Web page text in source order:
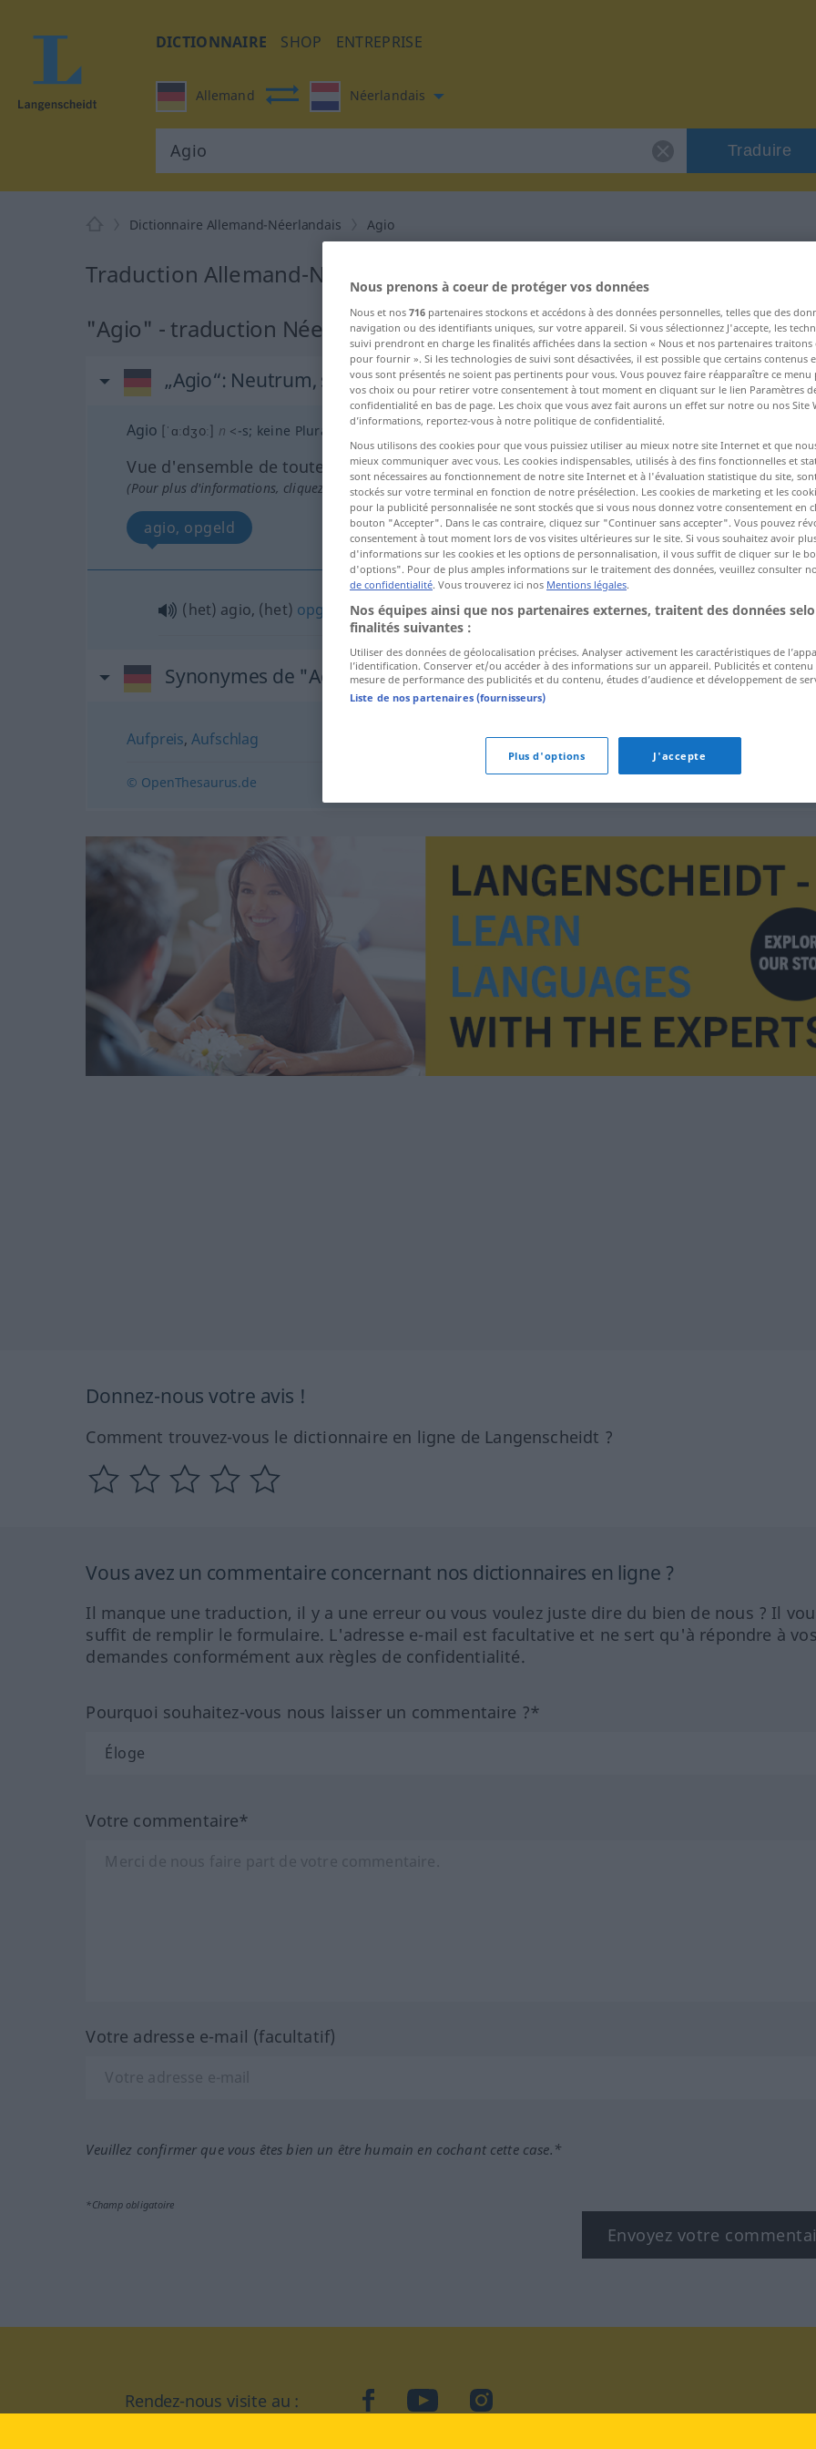
DICTIONNAIRE SHOP ENTREPRISE
Allemand Néerlandais
Traduire
Dictionnaire Allemand-Néerlandais Agio
Traduction Allemand-Néerlandais de "Agio"
"Agio" - traduction Néerlandais
„Agio“: Neutrum, sächlich
Agio [ˈɑːdʒoː] n <-s; keine Pluralform>
Vue d'ensemble de toutes les traductions
(Pour plus d'informations, cliquez sur/touchez la traduction)
agio, opgeld
(het) agio, (het) opgeld Agio
Synonymes de "Agio"
Aufpreis,Aufschlag
© OpenThesaurus.de
Donnez-nous votre avis !
Comment trouvez-vous le dictionnaire en ligne de Langenscheidt ?
Vous avez un commentaire concernant nos dictionnaires en ligne ?
Il manque une traduction, il y a une erreur ou vous voulez juste dire du bien de nous ? Il
suffit de remplir le formulaire. L'adresse e-mail est facultative et ne sert qu'à répondre à
demandes conformément aux règles de confidentialité.
Pourquoi souhaitez-vous nous laisser un commentaire ?*
Votre commentaire*
Votre adresse e-mail (facultatif)
Veuillez confirmer que vous êtes bien un être humain en cochant cette case.*
*Champ obligatoire
Envoyez votre
Rendez-nous visite au : facebookYouTubeInstagram
Nous prenons à coeur de protéger vos données
Nous et nos 716 partenaires stockons et accédons à des données personnelles, telles que des
navigation ou des identifiants uniques, sur votre appareil. Si vous sélectionnez J'accepte, les
suivi prendront en charge les finalités affichées dans la section « Nous et nos partenaires traitons
pour fournir ». Si les technologies de suivi sont désactivées, il est possible que certains contenus
vous sont présentés ne soient pas pertinents pour vous. Vous pouvez faire réapparaître ce
vos choix ou pour retirer votre consentement à tout moment en cliquant sur le lien Paramètres
confidentialité en bas de page. Les choix que vous avez fait aurons un effet sur notre ou nos Site
d’informations, reportez-vous à notre politique de confidentialité.
Nous utilisons des cookies pour que vous puissiez utiliser au mieux notre site Internet et que
mieux communiquer avec vous. Les cookies indispensables, utilisés à des fins fonctionnelles et
sont nécessaires au fonctionnement de notre site Internet et à l'évaluation statistique du site,
stockés sur votre terminal en fonction de notre présélection. Les cookies de marketing et les
pour la publicité personnalisée ne sont stockés que si vous nous donnez votre consentement en
bouton "Accepter". Dans le cas contraire, cliquez sur "Continuer sans accepter". Vous pouvez
consentement à tout moment lors de vos visites ultérieures sur le site. Si vous souhaitez avoir
d'informations sur les cookies et les options de personnalisation, il vous suffit de cliquer sur le
d'options". Pour de plus amples informations sur le traitement des données, veuillez consulter
de confidentialité. Vous trouverez ici nos Mentions légales.
Nos équipes ainsi que nos partenaires externes, traitent des données
finalités suivantes :
Utiliser des données de géolocalisation précises. Analyser activement les caractéristiques de
l’identification. Conserver et/ou accéder à des informations sur un appareil. Publicités et contenu
mesure de performance des publicités et du contenu, études d’audience et développement de
Liste de nos partenaires (fournisseurs)
Plus d'options J'accepte